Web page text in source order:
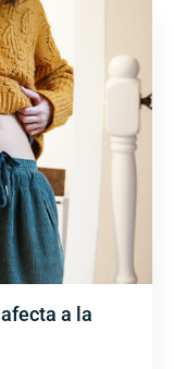
a la